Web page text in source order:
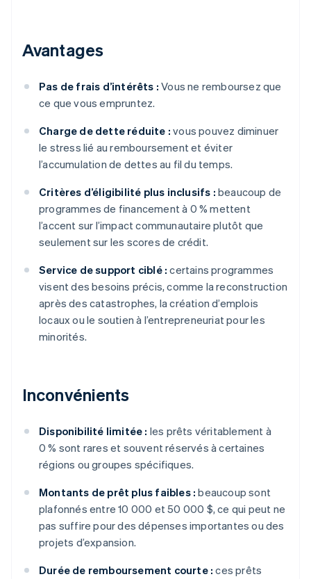
Avantages
Pas de frais d’intérêts : Vous ne remboursez que
ce que vous empruntez.
Charge de dette réduite : vous pouvez diminuer
le stress lié au remboursement et éviter
l’accumulation de dettes au fil du temps.
Critères d’éligibilité plus inclusifs : beaucoup de
programmes de financement à 0 % mettent
l’accent sur l’impact communautaire plutôt que
seulement sur les scores de crédit.
Service de support ciblé : certains programmes
visent des besoins précis, comme la reconstruction
après des catastrophes, la création d’emplois
locaux ou le soutien à l’entrepreneuriat pour les
minorités.
Inconvénients
Disponibilité limitée : les prêts véritablement à
0 % sont rares et souvent réservés à certaines
régions ou groupes spécifiques.
Montants de prêt plus faibles : beaucoup sont
plafonnés entre 10 000 et 50 000 $, ce qui peut ne
pas suffire pour des dépenses importantes ou des
projets d’expansion.
Durée de remboursement courte : ces prêts